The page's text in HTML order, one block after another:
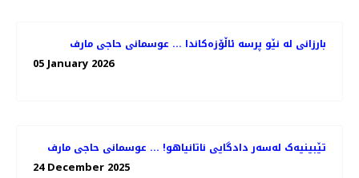
بارزانی لە نێو پرسە ئاڵۆزەکاندا ... عوسمانی حاجی مارف
05 January 2026
تێبینیەک لەسەر دادگایی ناتانیاهو! ... عوسمانی حاجی مارف
24 December 2025